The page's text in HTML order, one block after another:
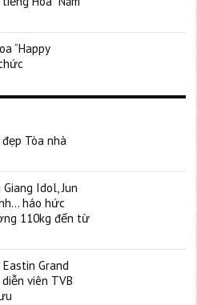
“Happy
đẹp Tòa nhà
Idol, Jun
háo hức
110kg đến từ
Grand
viên TVB